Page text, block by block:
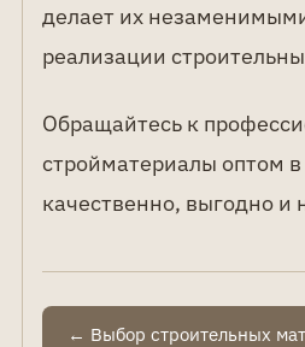
делает их
реализации
Обращайтесь к
стройматериалы оптом
качественно, выгодно и
← Выбор строительных